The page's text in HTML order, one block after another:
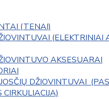
(TENAI)
(ELEKTRINIAI
AKSESUARAI
DŽIOVINTUVAI